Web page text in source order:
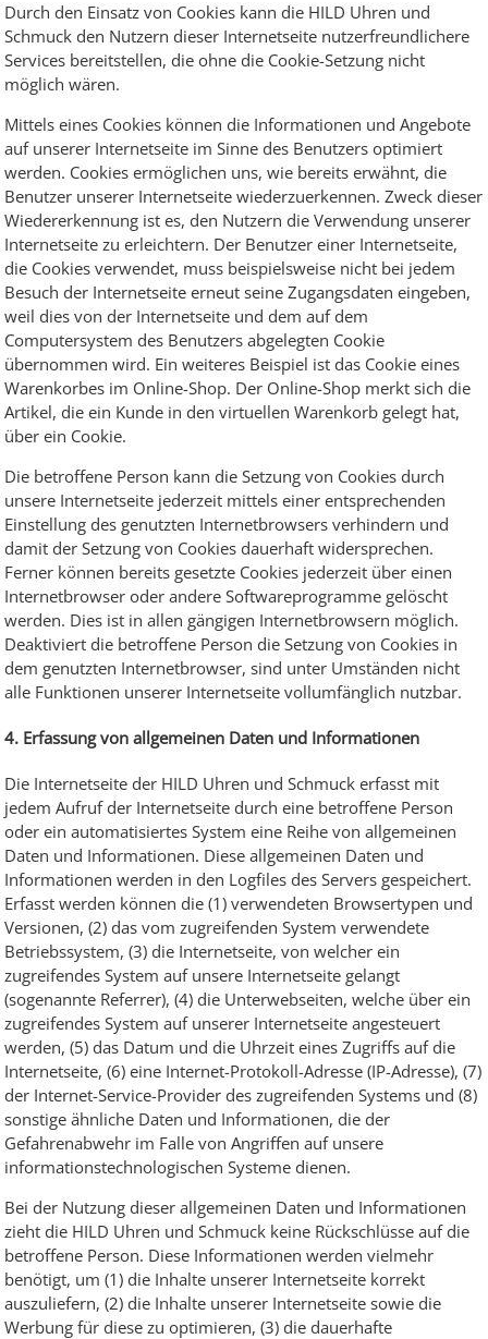
Durch den Einsatz von Cookies kann die HILD Uhren und
Schmuck den Nutzern dieser Internetseite nutzerfreundlichere
Services bereitstellen, die ohne die Cookie-Setzung nicht
möglich wären.
Mittels eines Cookies können die Informationen und Angebote
auf unserer Internetseite im Sinne des Benutzers optimiert
werden. Cookies ermöglichen uns, wie bereits erwähnt, die
Benutzer unserer Internetseite wiederzuerkennen. Zweck dieser
Wiedererkennung ist es, den Nutzern die Verwendung unserer
Internetseite zu erleichtern. Der Benutzer einer Internetseite,
die Cookies verwendet, muss beispielsweise nicht bei jedem
Besuch der Internetseite erneut seine Zugangsdaten eingeben,
weil dies von der Internetseite und dem auf dem
Computersystem des Benutzers abgelegten Cookie
übernommen wird. Ein weiteres Beispiel ist das Cookie eines
Warenkorbes im Online-Shop. Der Online-Shop merkt sich die
Artikel, die ein Kunde in den virtuellen Warenkorb gelegt hat,
über ein Cookie.
Die betroffene Person kann die Setzung von Cookies durch
unsere Internetseite jederzeit mittels einer entsprechenden
Einstellung des genutzten Internetbrowsers verhindern und
damit der Setzung von Cookies dauerhaft widersprechen.
Ferner können bereits gesetzte Cookies jederzeit über einen
Internetbrowser oder andere Softwareprogramme gelöscht
werden. Dies ist in allen gängigen Internetbrowsern möglich.
Deaktiviert die betroffene Person die Setzung von Cookies in
dem genutzten Internetbrowser, sind unter Umständen nicht
alle Funktionen unserer Internetseite vollumfänglich nutzbar.
4. Erfassung von allgemeinen Daten und Informationen
Die Internetseite der HILD Uhren und Schmuck erfasst mit
jedem Aufruf der Internetseite durch eine betroffene Person
oder ein automatisiertes System eine Reihe von allgemeinen
Daten und Informationen. Diese allgemeinen Daten und
Informationen werden in den Logfiles des Servers gespeichert.
Erfasst werden können die (1) verwendeten Browsertypen und
Versionen, (2) das vom zugreifenden System verwendete
Betriebssystem, (3) die Internetseite, von welcher ein
zugreifendes System auf unsere Internetseite gelangt
(sogenannte Referrer), (4) die Unterwebseiten, welche über ein
zugreifendes System auf unserer Internetseite angesteuert
werden, (5) das Datum und die Uhrzeit eines Zugriffs auf die
Internetseite, (6) eine Internet-Protokoll-Adresse (IP-Adresse), (7)
der Internet-Service-Provider des zugreifenden Systems und (8)
sonstige ähnliche Daten und Informationen, die der
Gefahrenabwehr im Falle von Angriffen auf unsere
informationstechnologischen Systeme dienen.
Bei der Nutzung dieser allgemeinen Daten und Informationen
zieht die HILD Uhren und Schmuck keine Rückschlüsse auf die
betroffene Person. Diese Informationen werden vielmehr
benötigt, um (1) die Inhalte unserer Internetseite korrekt
auszuliefern, (2) die Inhalte unserer Internetseite sowie die
Werbung für diese zu optimieren, (3) die dauerhafte